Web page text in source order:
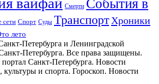
Смерти События в
сети Спорт Суды Транспорт Хроники
лето
Петербурга и Ленинградской
Петербурга. Все права защищены.
Санкт-Петербурга. Новости
культуры и спорта. Гороскоп. Новости